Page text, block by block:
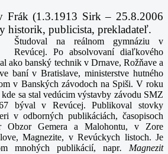
Frák (1.3.1913 Sirk – 25.8.2006
historik, publicista, prekladateľ.
Študoval na reálnom gymnáziu v
Revúcej. Po absolvovaní diaľkového
ako banský technik v Drnave, Rožňave a
baní v Bratislave, ministerstve hutného
v Banských závodoch na Spiši. V roku
sa stal vedúcim výstavby závodu SMZ
býval v Revúcej. Publikoval stovky
v odborných publikáciách, časopisoch
Obzor Gemera a Malohontu, v Zore
Magnezite, v Revúckych listoch. Je
mnohých publikácií, napr. Magnezit